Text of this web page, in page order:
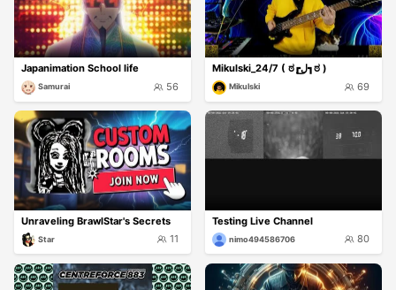
Japanimation School life
Samurai 56
Mikulski_24/7 ( ಠ┏ل͜┓ಠ )
Mikulski 69
Unraveling BrawlStar's Secrets
Star 11
Testing Live Channel
nimo494586706 80